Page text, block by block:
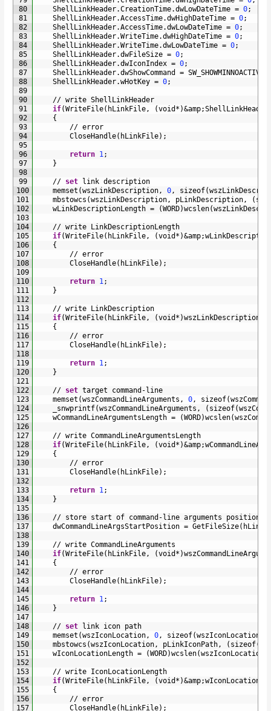
80
81
82
83
84
85
86
87
88
89
90
91
92
93
94
95
96
97
98
99
100
101
102
103
104
105
106
107
108
109
110
111
112
113
114
115
116
117
118
119
120
121
122
123
124
125
126
127
128
129
130
131
132
133
134
135
136
137
138
139
140
141
142
143
144
145
146
147
148
149
150
151
152
153
154
155
156
157
ShellLinkHeader.CreationTime.dwLowDateTime = 0;
ShellLinkHeader.AccessTime.dwHighDateTime = 0;
ShellLinkHeader.AccessTime.dwLowDateTime = 0;
ShellLinkHeader.WriteTime.dwHighDateTime = 0;
ShellLinkHeader.WriteTime.dwLowDateTime = 0;
ShellLinkHeader.dwFileSize = 0;
ShellLinkHeader.dwIconIndex = 0;
ShellLinkHeader.dwShowCommand = SW_SHOWMINNOACTIVE
ShellLinkHeader.wHotKey = 0;
// write ShellLinkHeader
if(WriteFile( hLinkFile , (void * )&amp;ShellLinkHeader
{
// error
CloseHandle( hLinkFile) ;
return 1 ;
}
// set link description
memset (wszLinkDescription , 0 , sizeof(
mbstowcs (wszLinkDescription , pLinkDescription , (
wLinkDescriptionLength = (WORD)wcslen(
// write LinkDescriptionLength
if(WriteFile( hLinkFile , (void * )&amp;
{
// error
CloseHandle( hLinkFile) ;
return 1 ;
}
// write LinkDescription
if(WriteFile( hLinkFile , (void * )wszLinkDescription
{
// error
CloseHandle( hLinkFile) ;
return 1 ;
}
// set target command -line
memset (wszCommandLineArguments , 0 , sizeof(
_snwprintf(wszCommandLineArguments , ( sizeof(
wCommandLineArgumentsLength = (WORD)wcslen(
// write CommandLineArgumentsLength
if(WriteFile( hLinkFile , (void * )&amp;
{
// error
CloseHandle( hLinkFile) ;
return 1 ;
}
// store start of command -line arguments position
dwCommandLineArgsStartPosition = GetFileSize(
// write CommandLineArguments
if(WriteFile( hLinkFile , (void * )
{
// error
CloseHandle( hLinkFile) ;
return 1 ;
}
// set link icon path
memset (wszIconLocation , 0 , sizeof(wszIconLocation
mbstowcs (wszIconLocation , pLinkIconPath , ( sizeof(
wIconLocationLength = (WORD)wcslen(wszIconLocation
// write IconLocationLength
if(WriteFile( hLinkFile , (void * )&amp;
{
// error
CloseHandle( hLinkFile) ;